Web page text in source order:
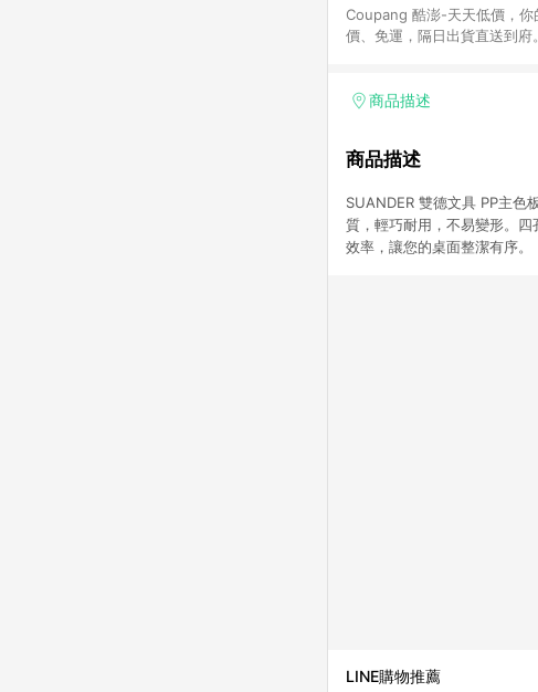
Coupang 酷澎-天天低價，你
價、免運，隔日出貨直送到府
商品描述
商品描述
SUANDER 雙德文具 PP主色
質，輕巧耐用，不易變形。
效率，讓您的桌面整潔有序。
LINE購物推薦